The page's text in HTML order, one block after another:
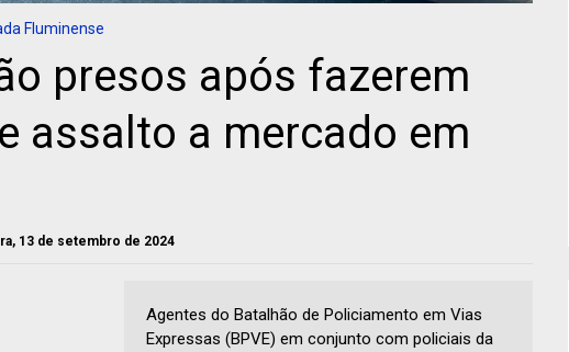
Fluminense
presos após fazerem
assalto a mercado em
13 de setembro de 2024
Agentes do Batalhão de Policiamento em Vias
Expressas (BPVE) em conjunto com policiais da